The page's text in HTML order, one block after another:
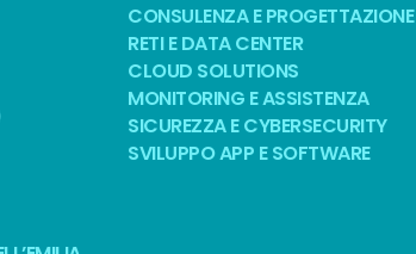
CONSULENZA E PROGETTAZIONE
RETI E DATA CENTER
CLOUD SOLUTIONS
MONITORING E ASSISTENZA
SICUREZZA E CYBERSECURITY
SVILUPPO APP E SOFTWARE